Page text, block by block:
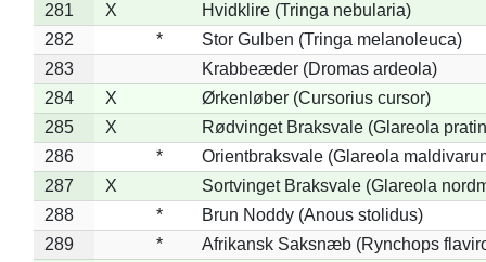
281
X
Hvidklire (Tringa nebularia)
282
*
Stor Gulben (Tringa melanoleuca)
283
Krabbeæder (Dromas ardeola)
284
X
Ørkenløber (Cursorius cursor)
285
X
Rødvinget Braksvale (Glareola
286
*
Orientbraksvale (Glareola
287
X
Sortvinget Braksvale (Glareola
288
*
Brun Noddy (Anous stolidus)
289
*
Afrikansk Saksnæb (Rynchops